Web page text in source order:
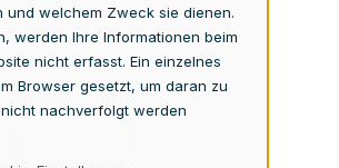
und welchem Zweck sie dienen.
werden Ihre Informationen beim
nicht erfasst. Ein einzelnes
Browser gesetzt, um daran zu
nachverfolgt werden